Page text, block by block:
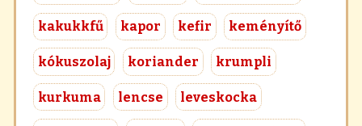
kakukkfű kapor kefir keményítő
kókuszolaj koriander krumpli
kurkuma lencse leveskocka